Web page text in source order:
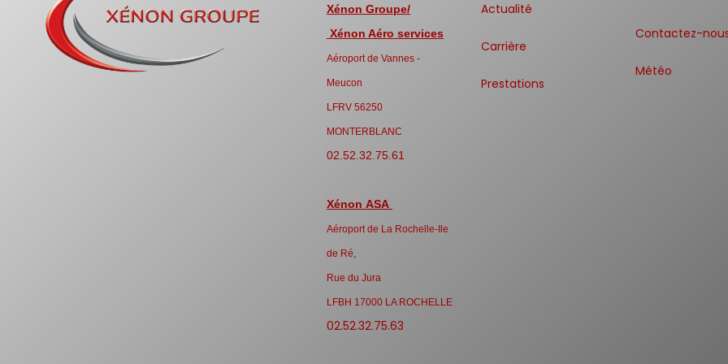
Xénon Groupe/
Xénon Aéro services
Aéroport de Vannes -
Meucon
LFRV 56250
MONTERBLANC
02.52.32.75.61
Xénon ASA
Aéroport de La Rochelle-Ile
de Ré,
Rue du Jura
LFBH 17000 LA ROCHELLE
02.52.32.75.63
Actualité
Carrière
Prestations
Contactez-
Météo